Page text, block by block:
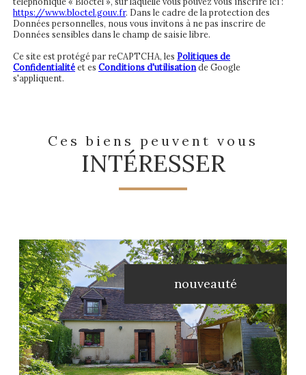
https://www.bloctel.gouv.fr. Dans le cadre de la protection des
Données personnelles, nous vous invitons à ne pas inscrire de
Données sensibles dans le champ de saisie libre.
Ce site est protégé par reCAPTCHA, les Politiques de
Confidentialitéet es Conditions d'utilisationde Google
s'appliquent.
Ces biens peuvent vous
INTÉRESSER
nouveauté
voir le bien